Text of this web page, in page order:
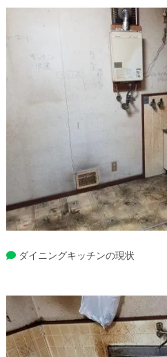
ダイニングキッチンの現状